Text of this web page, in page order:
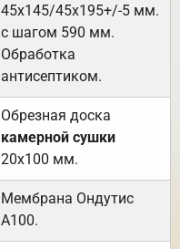
45х145/45х195+/-5 мм.
с шагом 590 мм.
Обработка
антисептиком.
Обрезная доска
камерной сушки
20х100 мм.
Мембрана Ондутис
А100.